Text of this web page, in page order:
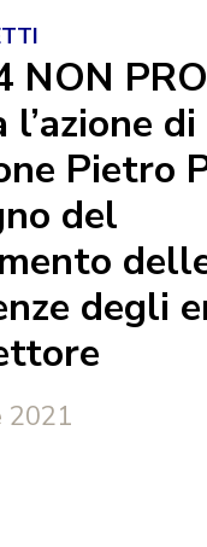
NON
di
Pietro
del
degli
2021